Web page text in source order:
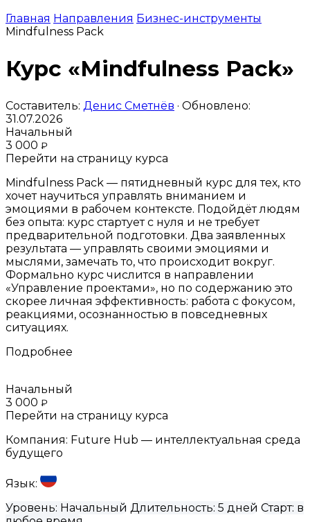
Главная Направления Бизнес-инструменты
Mindfulness Pack
Курс «Mindfulness Pack»
Составитель: Денис Сметнёв · Обновлено:
31.07.2026
Начальный
3 000 ₽
Перейти на страницу курса
Mindfulness Pack — пятидневный курс для тех, кто
хочет научиться управлять вниманием и
эмоциями в рабочем контексте. Подойдёт людям
без опыта: курс стартует с нуля и не требует
предварительной подготовки. Два заявленных
результата — управлять своими эмоциями и
мыслями, замечать то, что происходит вокруг.
Формально курс числится в направлении
«Управление проектами», но по содержанию это
скорее личная эффективность: работа с фокусом,
реакциями, осознанностью в повседневных
ситуациях.
Подробнее
Начальный
3 000 ₽
Перейти на страницу курса
Компания: Future Hub — интеллектуальная среда
будущего
Язык:
Уровень: Начальный Длительность: 5 дней Старт: в